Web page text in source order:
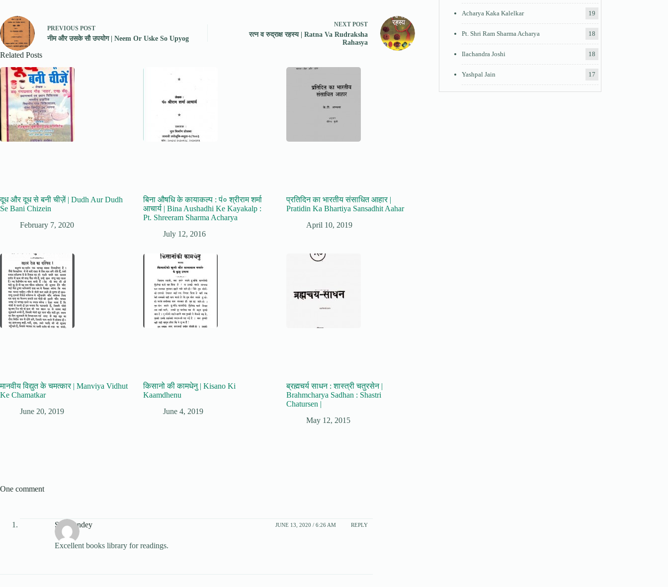
PREVIOUS POST
नीम और उसके सौ उपयोग | Neem Or Uske So Upyog
NEXT POST
रत्न व रुद्राक्ष रहस्य | Ratna Va Rudraksha
Rahasya
Related Posts
दूध और दूध से बनी चीज़ें | Dudh Aur Dudh
Se Bani Chizein
February 7, 2020
बिना औषधि के कायाकल्प : पं० श्रीराम शर्मा
आचार्य | Bina Aushadhi Ke Kayakalp :
Pt. Shreeram Sharma Acharya
July 12, 2016
प्रतिदिन का भारतीय संसाधित आहार |
Pratidin Ka Bhartiya Sansadhit Aahar
April 10, 2019
मानवीय विद्युत के चमत्कार | Manviya Vidhut
Ke Chamatkar
June 20, 2019
किसानो की कामधेनु | Kisano Ki
Kaamdhenu
June 4, 2019
ब्रह्मचर्य साधन : शास्त्री चतुरसेन |
Brahmcharya Sadhan : Shastri
Chatursen |
May 12, 2015
Acharya Kaka Kalelkar 19
Pt. Shri Ram Sharma Acharya 18
Ilachandra Joshi 18
Yashpal Jain 17
One comment
S.K.Pandey JUNE 13, 2020 / 6:26 AM REPLY
Excellent books library for readings.